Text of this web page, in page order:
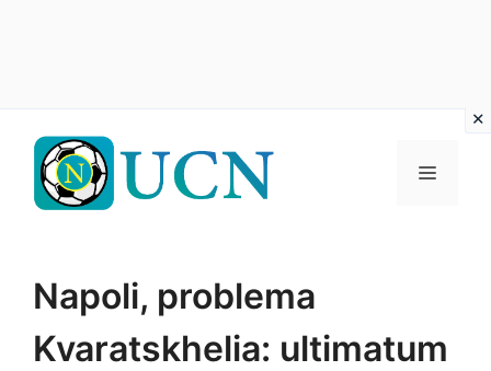
contenuto
Menu
Napoli, problema
Kvaratskhelia: ultimatum